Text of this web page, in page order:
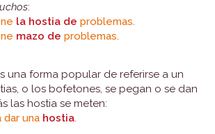
:
la hostia de problemas.
mazo de problemas.
una forma popular de referirse a un
o los bofetones, se pegan o se dan
las hostia se meten:
dar una hostia.